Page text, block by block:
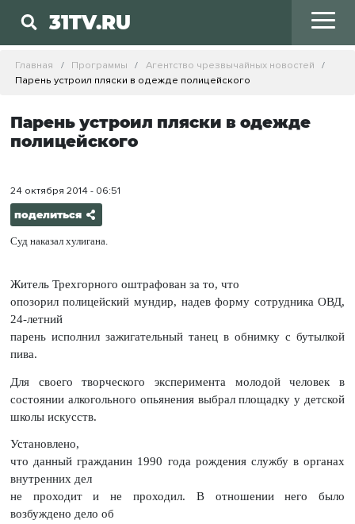
31TV.RU
Главная Программы
Агентство чрезвычайных новостей
Парень устроил пляски в одежде полицейского
Парень устроил пляски в одежде
полицейского
24 октября 2014 - 06:51
поделиться
Суд наказал хулигана.
Житель Трехгорного оштрафован за то, что
опозорил полицейский мундир, надев форму сотрудника ОВД,
24-летний
парень исполнил зажигательный танец в обнимку с бутылкой
пива.
Для своего творческого эксперимента молодой человек в
состоянии алкогольного опьянения выбрал площадку у детской
школы искусств.
Установлено,
что данный гражданин 1990 года рождения службу в органах
внутренних дел
не проходит и не проходил. В отношении него было
возбуждено дело об